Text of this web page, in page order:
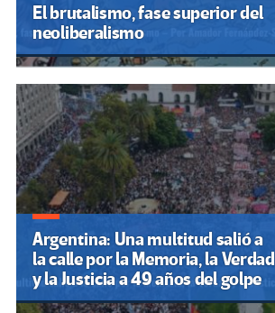
El brutalismo, fase superior del
neoliberalismo
Argentina: Una multitud salió a
la calle por la Memoria, la Verdad
y la Justicia a 49 años del golpe